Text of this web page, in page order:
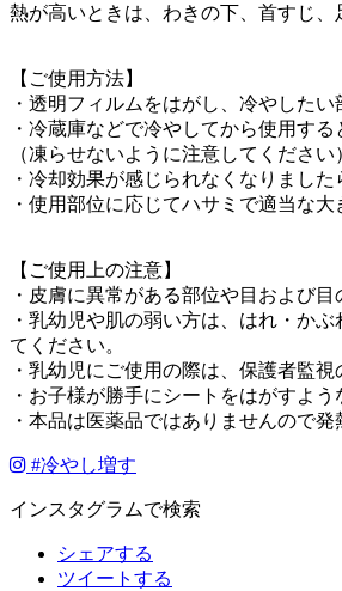
熱が高いときは、わきの下、首すじ、
【ご使用方法】
・透明フィルムをはがし、冷やしたい
・冷蔵庫などで冷やしてから使用す
（凍らせないように注意してください
・冷却効果が感じられなくなりました
・使用部位に応じてハサミで適当な
【ご使用上の注意】
・皮膚に異常がある部位や目および
・乳幼児や肌の弱い方は、はれ・か
てください。
・乳幼児にご使用の際は、保護者監
・お子様が勝手にシートをはがすよ
・本品は医薬品ではありませんので
#冷やし増す
インスタグラムで検索
シェアする
ツイートする